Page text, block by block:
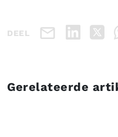
DEEL
Gerelateerde